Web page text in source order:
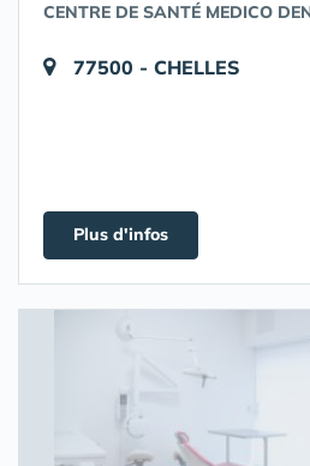
CENTRE DE SANTÉ MEDICO
77500 - CHELLES
Plus d'infos